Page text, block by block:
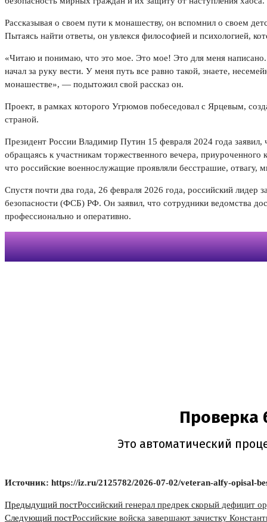
Рассказывая о своем пути к монашеству, он вспомнил о своем
Пытаясь найти ответы, он увлекся философией и психологией,
«Читаю и понимаю, что это мое. Это мое! Это для меня написано.
начал за руку вести. У меня путь все равно такой, знаете,
монашестве», — подытожил свой рассказ он.
Проект, в рамках которого Угрюмов побеседовал с Ярцевым,
страной.
Президент России Владимир Путин 15 февраля 2024 года заявил,
обращаясь к участникам торжественного вечера,
что российские военнослужащие проявляли бесстрашие,
Спустя почти два года, 26 февраля 2026 года, российский лидер
безопасности (ФСБ) РФ. Он заявил, что сотрудники ведомства
профессионально и оперативно.
Источник: https://iz.ru/2125782/2026-07-02/veteran-alfy-opisal-
Read
Предыдущий постРоссийский генерал предрек скорый дефицит
Следующий постРоссийские войска завершают зачистку